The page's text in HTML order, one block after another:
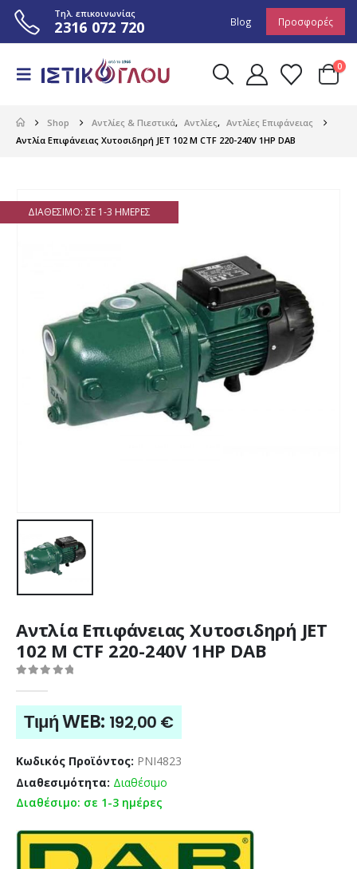
Τηλ. επικοινωνίας
2316 072 720 Blog Προσφορές
0
Shop Αντλίες & Πιεστικά, Αντλίες, Αντλίες Επιφάνειας
Αντλία Επιφάνειας Χυτοσιδηρή JΕΤ 102 M CTF 220-240V 1HP DAB
ΔΙΑΘΈΣΙΜΟ: ΣΕ 1-3 ΗΜΈΡΕΣ
Αντλία Επιφάνειας Χυτοσιδηρή JΕΤ
102 M CTF 220-240V 1HP DAB
Τιμή WEB: 192,00 €
Κωδικός Προϊόντος: PNI4823
Διαθεσιμότητα: Διαθέσιμο
Διαθέσιμο: σε 1-3 ημέρες